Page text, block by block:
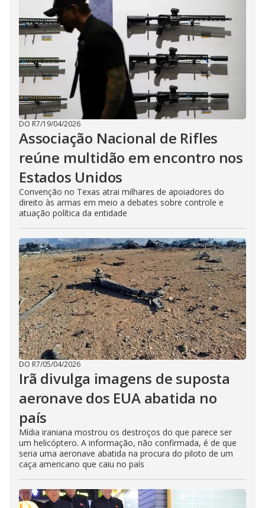
DO R7/19/04/2026
Associação Nacional de Rifles
reúne multidão em encontro nos
Estados Unidos
Convenção no Texas atrai milhares de apoiadores do
direito às armas em meio a debates sobre controle e
atuação política da entidade
DO R7/05/04/2026
Irã divulga imagens de suposta
aeronave dos EUA abatida no
país
Mídia iraniana mostrou os destroços do que parece ser
um helicóptero. A informação, não confirmada, é de que
seria uma aeronave abatida na procura do piloto de um
caça americano que caiu no país